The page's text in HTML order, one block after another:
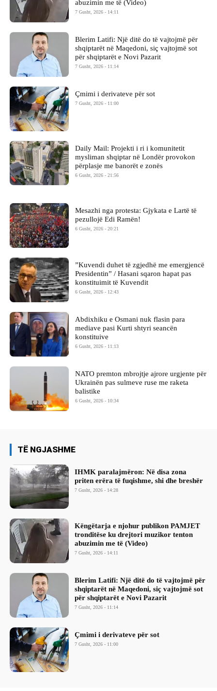
abuzimin me të (Video)
7 Gusht, 2026 - 14:11
Blerim Latifi: Një ditë do të vajtojmë për
shqiptarët në Maqedoni, siç vajtojmë sot
për shqiptarët e Novi Pazarit
7 Gusht, 2026 - 11:14
Çmimi i derivateve për sot
7 Gusht, 2026 - 11:00
Daily Mail: Projekti i ri i komunitetit
mysliman shqiptar në Londër provokon
përplasje me banorët e zonës
6 Gusht, 2026 - 21:56
Mesazhi nga protesta: Gjykata e Lartë të
pezullojë Edi Ramën!
6 Gusht, 2026 - 20:21
​”Kuvendi duhet të zgjedhë me emergjencë
Presidentin” / Hasani sqaron hapat pas
konstituimit të Kuvendit
6 Gusht, 2026 - 12:43
Abdixhiku e Osmani nuk flasin para
mediave pasi Kurti shtyri seancën
konstituive
6 Gusht, 2026 - 11:13
NATO premton mbrojtje ajrore urgjente për
Ukrainën pas sulmeve ruse me raketa
balistike
6 Gusht, 2026 - 10:34
TË NGJASHME
IHMK paralajmëron: Në disa zona
priten erëra të fuqishme, shi dhe breshër
7 Gusht, 2026 - 14:28
Këngëtarja e njohur publikon PAMJET
tronditëse ku drejtori muzikor tenton
abuzimin me të (Video)
7 Gusht, 2026 - 14:11
Blerim Latifi: Një ditë do të vajtojmë për
shqiptarët në Maqedoni, siç vajtojmë sot
për shqiptarët e Novi Pazarit
7 Gusht, 2026 - 11:14
Çmimi i derivateve për sot
7 Gusht, 2026 - 11:00